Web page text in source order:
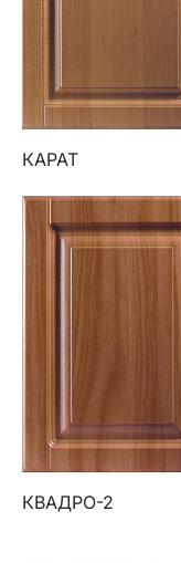
КАРАТ
КВАДРО-2